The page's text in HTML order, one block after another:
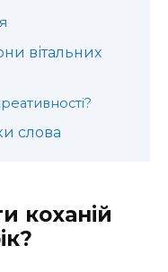
вітальних
слова
коханій